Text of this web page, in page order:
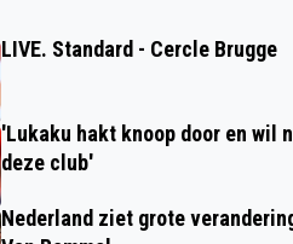
LIVE. Standard - Cercle Brugge
'Lukaku hakt knoop door en wil
deze club'
Nederland ziet grote